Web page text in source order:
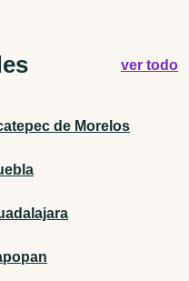
ver todo
de Morelos